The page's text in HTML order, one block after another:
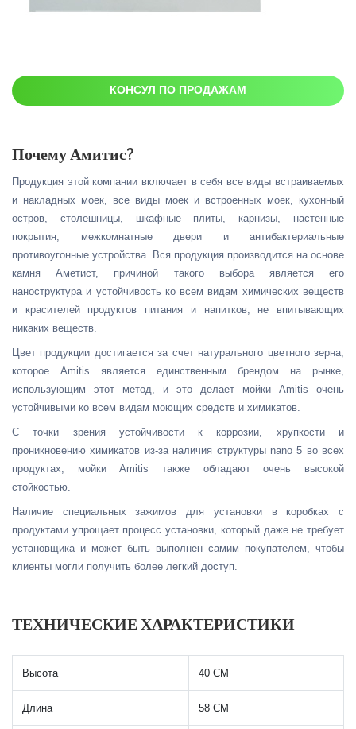
КОНСУЛ ПО ПРОДАЖАМ
Почему Амитис?
Продукция этой компании включает в себя все виды встраиваемых
и накладных моек, все виды моек и встроенных моек, кухонный
остров, столешницы, шкафные плиты, карнизы, настенные
покрытия, межкомнатные двери и антибактериальные
противоугонные устройства. Вся продукция производится на основе
камня Аметист, причиной такого выбора является его
наноструктура и устойчивость ко всем видам химических веществ
и красителей продуктов питания и напитков, не впитывающих
никаких веществ.
Цвет продукции достигается за счет натурального цветного зерна,
которое Amitis является единственным брендом на рынке,
использующим этот метод, и это делает мойки Amitis очень
устойчивыми ко всем видам моющих средств и химикатов.
С точки зрения устойчивости к коррозии, хрупкости и
проникновению химикатов из-за наличия структуры nano 5 во всех
продуктах, мойки Amitis также обладают очень высокой
стойкостью.
Наличие специальных зажимов для установки в коробках с
продуктами упрощает процесс установки, который даже не требует
установщика и может быть выполнен самим покупателем, чтобы
клиенты могли получить более легкий доступ.
ТЕХНИЧЕСКИЕ ХАРАКТЕРИСТИКИ
Высота 40 СМ
Длина 58 СМ